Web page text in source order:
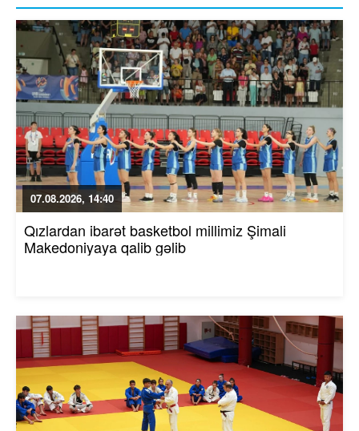
07.08.2026, 14:40
Qızlardan ibarət basketbol millimiz Şimali
Makedoniyaya qalib gəlib